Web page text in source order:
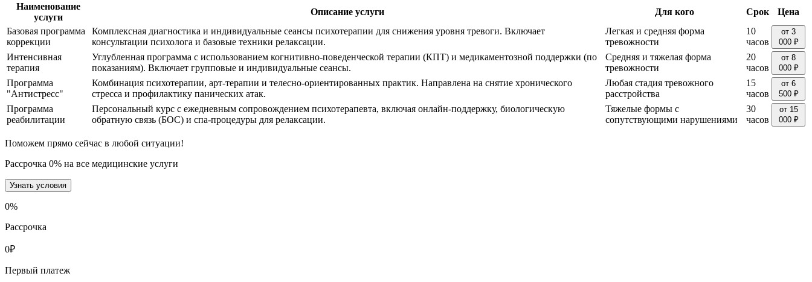
Наименование
услуги
Описание услуги Для кого Срок
Цена
Базовая программа
коррекции
Комплексная диагностика и индивидуальные сеансы психотерапии для снижения уровня тревоги. Включает
консультации психолога и базовые техники релаксации.
Легкая и средняя форма
тревожности
10
часов
от 3
000 ₽
Интенсивная
терапия
Углубленная программа с использованием когнитивно-поведенческой терапии (КПТ) и медикаментозной поддержки (по
показаниям). Включает групповые и индивидуальные сеансы.
Средняя и тяжелая форма
тревожности
20
часов
от 8
000 ₽
Программа
"Антистресс"
Комбинация психотерапии, арт-терапии и телесно-ориентированных практик. Направлена на снятие хронического
стресса и профилактику панических атак.
Любая стадия тревожного
расстройства
15
часов
от 6
500 ₽
Программа
реабилитации
Персональный курс с ежедневным сопровождением психотерапевта, включая онлайн-поддержку, биологическую
обратную связь (БОС) и спа-процедуры для релаксации.
Тяжелые формы с
сопутствующими нарушениями
30
часов
от 15
000 ₽
Поможем прямо сейчас в любой ситуации!
Рассрочка 0% на все медицинские услуги
Узнать условия
0%
Рассрочка
0₽
Первый платеж